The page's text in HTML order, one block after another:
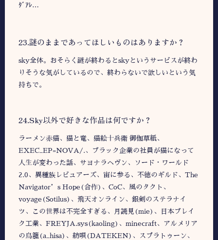
ﾀﾞｱﾚ…
23.謎のままであってほしいものはありますか？
sky全体。おそらく謎が終わるとskyというサービスが終わ
りそうな気がしているので、終わらないで欲しいという気
持ちで。
24.Sky以外で好きな作品は何ですか？
ラーメン赤猫、猫と竜、猫絵十兵衛 御伽草紙、
EXEC_EP=NOVA/.、ブラック企業の社員が猫になって
人生が変わった話、サヨナラヘヴン、ソード・ワールド
2.0、異種族レビュアーズ、宙に参る、不徳のギルド、The
Navigator’s Hope(合作)、CoC、風のタクト、
voyage(Sotilus)、飛天オンライン、銀剣のステラナイ
ツ、この世界は不完全すぎる、月読見(mie)、日本ブレイ
ク工業、FREYJA.sys(kaoling)、minecraft、アルメリア
の鳥籠(a_hisa)、紡唄(DATEKEN)、スプラトゥーン、